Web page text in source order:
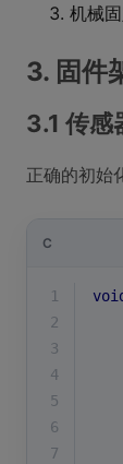
机械
3. 固件
3.1 传感
正确的初始
C
1
2
3
4
5
6
7